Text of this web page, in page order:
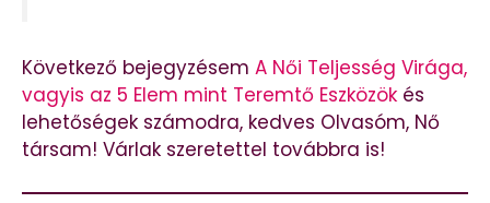
Következő bejegyzésem A Női Teljesség Virága,
vagyis az 5 Elem mint Teremtő Eszközök és
lehetőségek számodra, kedves Olvasóm, Nő
társam! Várlak szeretettel továbbra is!